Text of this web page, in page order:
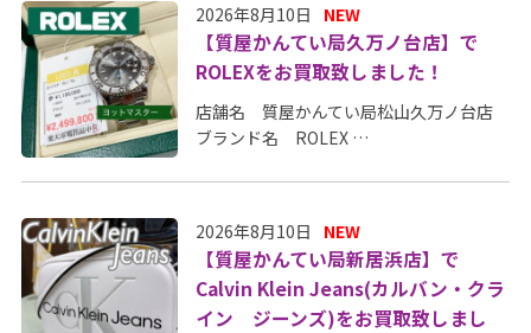
2026年8月10日 NEW
【質屋かんてい局久万ノ台店】で
ROLEXをお買取致しました！
店舗名 質屋かんてい局松山久万ノ台店
ブランド名 ROLEX …
2026年8月10日 NEW
【質屋かんてい局新居浜店】で
Calvin Klein Jeans(カルバン・クラ
イン ジーンズ)をお買取致しまし